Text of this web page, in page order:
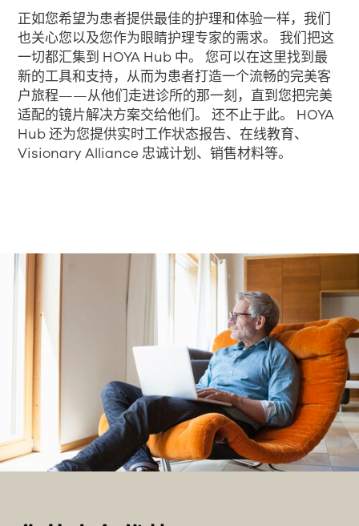
正如您希望为患者提供最佳的护理和体验一样，我们
也关心您以及您作为眼睛护理专家的需求。 我们把这
一切都汇集到 HOYA Hub 中。 您可以在这里找到最
新的工具和支持，从而为患者打造一个流畅的完美客
户旅程——从他们走进诊所的那一刻，直到您把完美
适配的镜片解决方案交给他们。 还不止于此。 HOYA
Hub 还为您提供实时工作状态报告、在线教育、
Visionary Alliance 忠诚计划、销售材料等。